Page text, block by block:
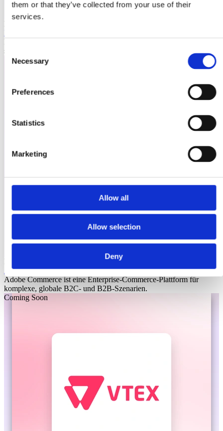
them or that they’ve collected from your use of their
services.
Consent
Selection
Necessary
Preferences
Statistics
Marketing
Allow all
Allow selection
Deny
Laioutr
Emporix
Emporix ist eine composable, API-first Commerce-Plattform für
skalierbare B2B- und B2C-Szenarien.
Laioutr
Adobe Commerce
Adobe Commerce ist eine Enterprise-Commerce-Plattform für
komplexe, globale B2C- und B2B-Szenarien.
Coming Soon